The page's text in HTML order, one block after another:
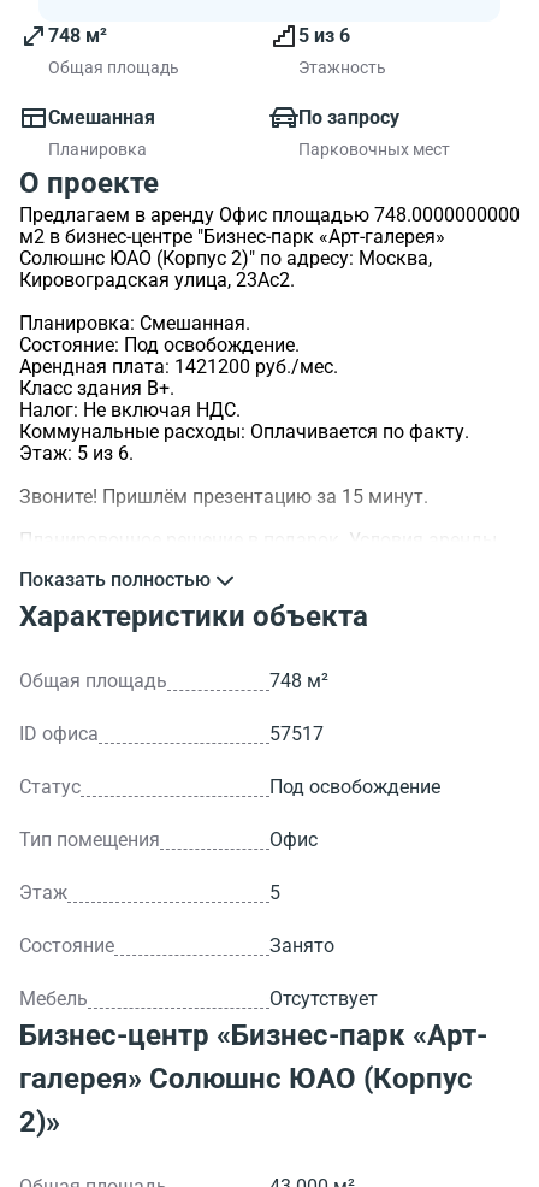
748 м²
Общая площадь
5 из 6
Этажность
Смешанная
Планировка
По запросу
Парковочных мест
О проекте
Предлагаем в аренду Офис площадью 748.0000000000
м2 в бизнес-центре "Бизнес-парк «Арт-галерея»
Солюшнс ЮАО (Корпус 2)" по адресу: Москва,
Кировоградская улица, 23Ас2.
Планировка: Смешанная.
Состояние: Под освобождение.
Арендная плата: 1421200 руб./мес.
Класс здания B+.
Налог: Не включая НДС.
Коммунальные расходы: Оплачивается по факту.
Этаж: 5 из 6.
Звоните! Пришлём презентацию за 15 минут.
Планировочное решение в подарок. Условия аренды
>ID объекта - 57517.
Показать полностью
Характеристики объекта
Общая площадь 748 м²
ID офиса 57517
Статус Под освобождение
Тип помещения Офис
Этаж 5
Состояние Занято
Мебель Отсутствует
Бизнес-центр «Бизнес-парк «Арт-
галерея» Солюшнс ЮАО (Корпус
2)»